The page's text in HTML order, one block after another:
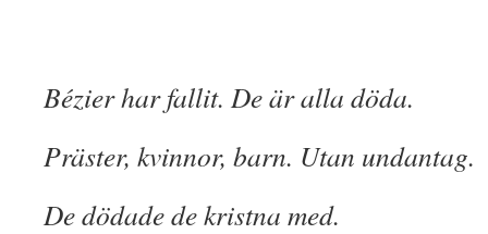
Bézier har fallit. De är alla döda.
Präster, kvinnor, barn. Utan undantag.
De dödade de kristna med.